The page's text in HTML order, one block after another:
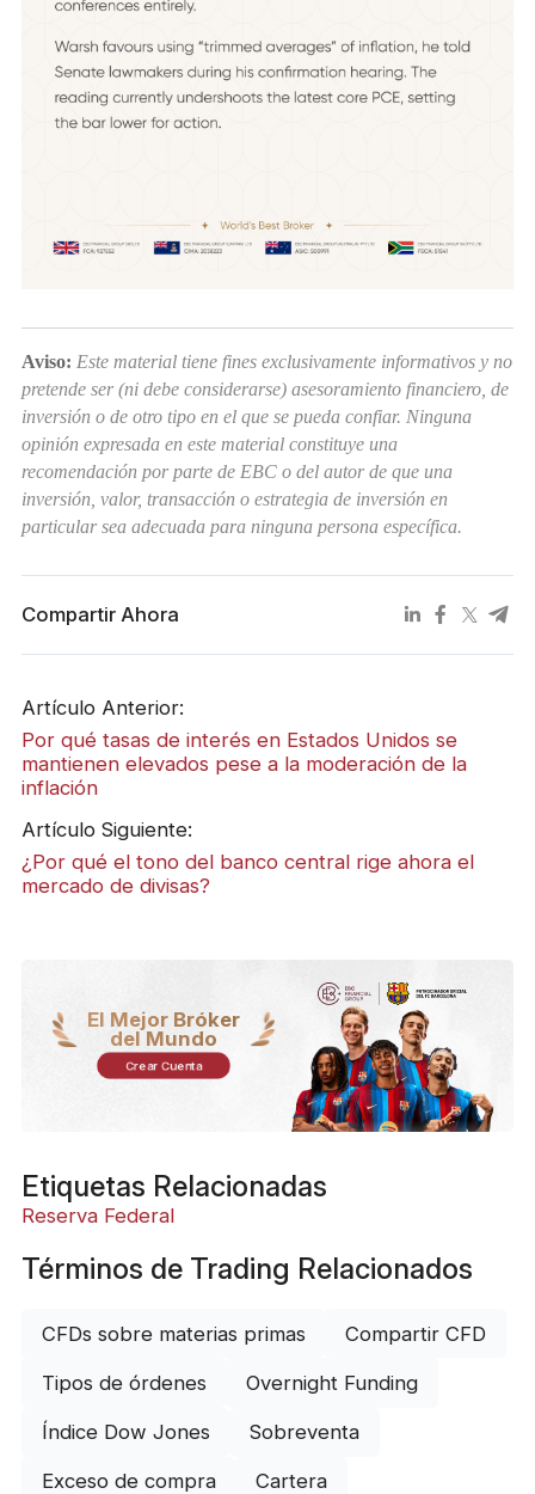
Aviso: Este material tiene fines exclusivamente informativos y no
pretende ser (ni debe considerarse) asesoramiento financiero, de
inversión o de otro tipo en el que se pueda confiar. Ninguna
opinión expresada en este material constituye una
recomendación por parte de EBC o del autor de que una
inversión, valor, transacción o estrategia de inversión en
particular sea adecuada para ninguna persona específica.
Compartir Ahora
Artículo Anterior:
Por qué tasas de interés en Estados Unidos se
mantienen elevados pese a la moderación de la
inflación
Artículo Siguiente:
¿Por qué el tono del banco central rige ahora el
mercado de divisas?
El Mejor Bróker
del Mundo
Crear Cuenta
Etiquetas Relacionadas
Reserva Federal
Términos de Trading Relacionados
CFDs sobre materias primas Compartir CFD
Tipos de órdenes Overnight Funding
Índice Dow Jones Sobreventa
Exceso de compra Cartera